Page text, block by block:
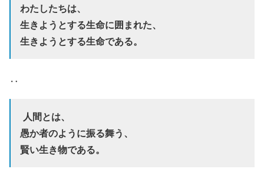
わたしたちは、
生きようとする生命に囲まれた、
生きようとする生命である。
‥
人間とは、
愚か者のように振る舞う、
賢い生き物である。